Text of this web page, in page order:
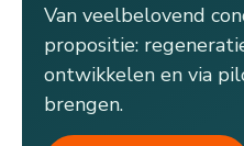
Van veelbelovend
propositie:
ontwikkelen en via
brengen.